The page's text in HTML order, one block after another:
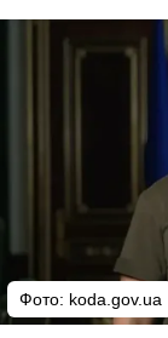
Фото: koda.gov.ua